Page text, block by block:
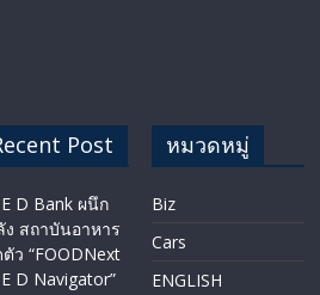
Post
D Bank ผนึก
ง สถาบันอาหาร
ตัว “FOODNext
D Navigator”
หมวดหมู่
Biz
Cars
ENGLISH​